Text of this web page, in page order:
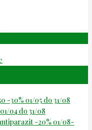
-30% 01/05 do 31/08
04 do 31/08
-20% 01/08-